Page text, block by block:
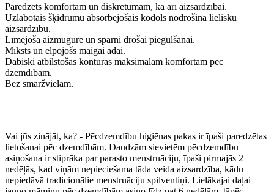
Paredzēts komfortam un diskrētumam, kā arī aizsardzībai.
Uzlabotais šķidrumu absorbējošais kodols nodrošina lielisku
aizsardzību.
Līmējoša aizmugure un spārni drošai piegulšanai.
Mīksts un elpojošs maigai ādai.
Dabiski atbilstošas ​​kontūras maksimālam komfortam pēc
dzemdībām.
Bez smaržvielām.
Vai jūs zinājāt, ka? - Pēcdzemdību higiēnas pakas ir īpaši paredzētas
lietošanai pēc dzemdībām. Daudzām sievietēm pēcdzemdību
asiņošana ir stiprāka par parasto menstruāciju, īpaši pirmajās 2
nedēļās, kad viņām nepieciešama tāda veida aizsardzība, kādu
nepiedāvā tradicionālie menstruāciju spilventiņi. Lielākajai daļai